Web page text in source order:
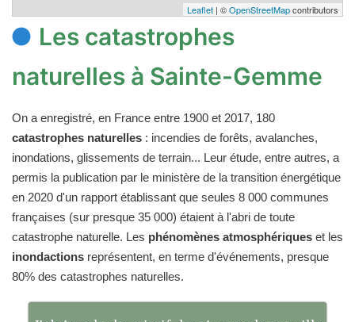
Leaflet | ©OpenStreetMapcontributors
Les catastrophes
naturelles à Sainte-Gemme
On a enregistré, en France entre 1900 et 2017, 180
catastrophes naturelles : incendies de forêts, avalanches,
inondations, glissements de terrain... Leur étude, entre autres, a
permis la publication par le ministère de la transition énergétique
en 2020 d'un rapport établissant que seules 8 000 communes
françaises (sur presque 35 000) étaient à l'abri de toute
catastrophe naturelle. Les phénomènes atmosphériques et les
inondactions représentent, en terme d'événements, presque
80% des catastrophes naturelles.